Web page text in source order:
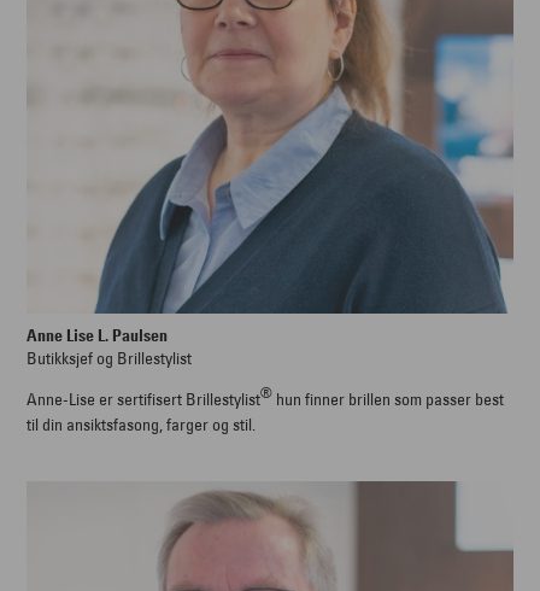
Anne Lise L. Paulsen
Butikksjef og Brillestylist
Anne-Lise er sertifisert Brillestylist® hun finner brillen som passer best
til din ansiktsfasong, farger og stil.